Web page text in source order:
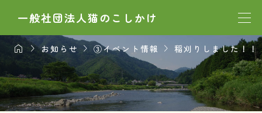
一般社団法人猫のこしかけ
 お知らせ ③イベント情報  稲刈りしました！！